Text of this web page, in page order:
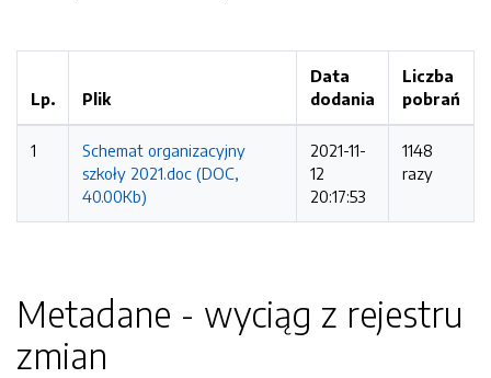
Lp. Plik
Data
dodania
Liczba
pobrań
1
Schemat organizacyjny
szkoły 2021.doc (DOC,
40.00Kb)
2021-11-
12
20:17:53
1148
razy
Metadane - wyciąg z rejestru
zmian